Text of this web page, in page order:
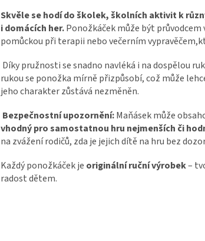
Skvěle se hodí do školek, školních aktivit k
i domácích her.Ponožkáček může být
pomůckou při terapii nebo večerním
Díky pružnosti se snadno navléká i na dospělou
rukou se ponožka mírně přizpůsobí, což může
jeho charakter zůstává nezměněn.
Bezpečnostní upozornění:Maňásek může
vhodný pro samostatnou hru nejmenších či
na zvážení rodičů, zda je jejich dítě na hru bez
Každý ponožkáček je originální ruční výrobek–
radost dětem.